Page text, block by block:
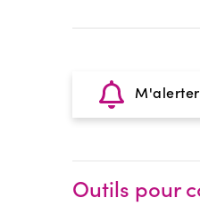
M'alerter
Outils pour